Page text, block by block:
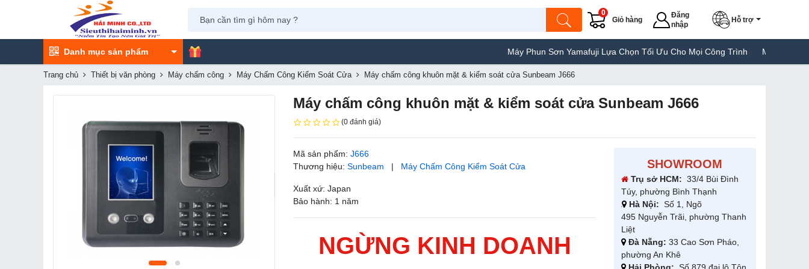
Giỏ hàng
0
Đăng
nhập
Hỗ trợ
Danh mục sản phẩm Máy Phun Sơn Yamafuji Lựa Chọn Tối Ưu Cho Mọi Công Trình Máy Hàn Túi
Trang chủ Thiết bị văn phòng Máy chấm công Máy Chấm Công Kiểm Soát Cửa Máy chấm công khuôn mặt & kiểm soát cửa Sunbeam J666
Máy chấm công khuôn mặt & kiểm soát cửa Sunbeam J666
(0 đánh giá)
Mã sản phẩm:J666
Thương hiệu:Sunbeam | Máy Chấm Công Kiểm Soát Cửa
Xuất xứ: Japan
Bảo hành: 1 năm
NGỪNG KINH DOANH
SHOWROOM
Trụ sở HCM: 33/4 Bùi Đình
Túy, phường Bình Thạnh
Hà Nội: Số 1, Ngõ
495 Nguyễn Trãi, phường Thanh
Liệt
Đà Nẵng: 33 Cao Sơn Pháo,
phường An Khê